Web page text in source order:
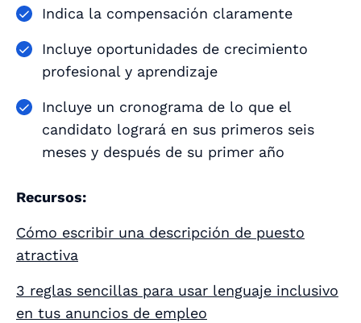
Indica la compensación claramente
Incluye oportunidades de crecimiento
profesional y aprendizaje
Incluye un cronograma de lo que el
candidato logrará en sus primeros seis
meses y después de su primer año
Recursos:
Cómo escribir una descripción de puesto
atractiva
3 reglas sencillas para usar lenguaje inclusivo
en tus anuncios de empleo